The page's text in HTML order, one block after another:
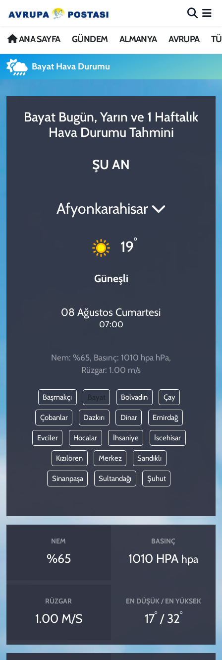
ANA SAYFA GÜNDEM ALMANYA AVRUPA
Bayat Hava Durumu
Bayat Bugün, Yarın ve 1 Haftalık
Hava Durumu Tahmini
ŞU AN
Afyonkarahisar
19°
Güneşli
08 Ağustos Cumartesi
07:00
Nem: %65, Basınç: 1010 hpa hPa,
Rüzgar: 1.00 m/s
Başmakçı Bayat Bolvadin Çay
Çobanlar Dazkırı Dinar Emirdağ
Evciler Hocalar İhsaniye İscehisar
Kızılören Merkez Sandıklı
Sinanpaşa Sultandağı Şuhut
NEM
%65
BASINÇ
1010 HPA hpa
RÜZGAR
1.00 M/S
EN DÜŞÜK / EN YÜKSEK
17°/ 32°
ANA SAYFA
GÜNDEM
AVRUPA
TÜRKİYE
Nöbetçi Eczaneler
Hava Durumu
Trafik Durumu
Avrupa Ligi Puan Durumu ve Fikstür
Haber Arşivi